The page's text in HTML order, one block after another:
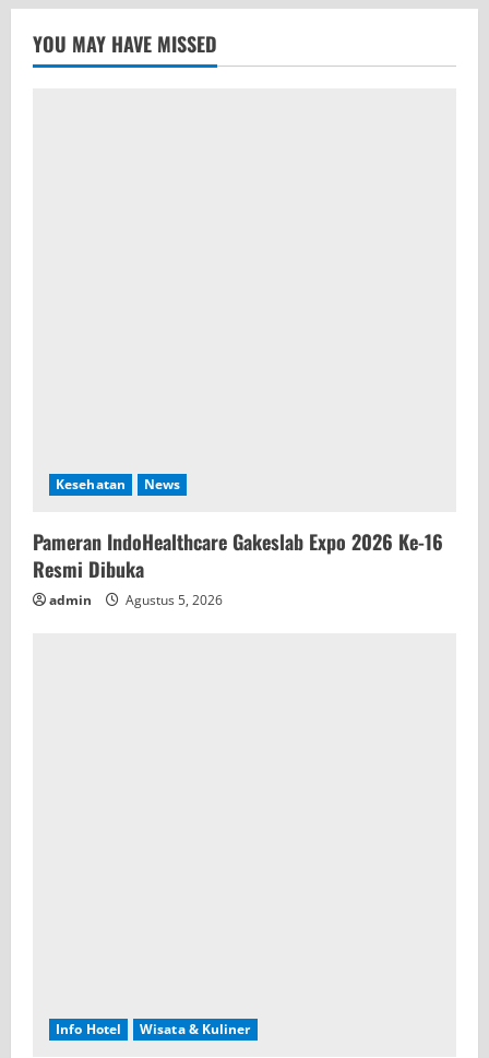
YOU MAY HAVE MISSED
Kesehatan News
Pameran IndoHealthcare Gakeslab Expo 2026 Ke-16
Resmi Dibuka
admin Agustus 5, 2026
Info Hotel Wisata & Kuliner